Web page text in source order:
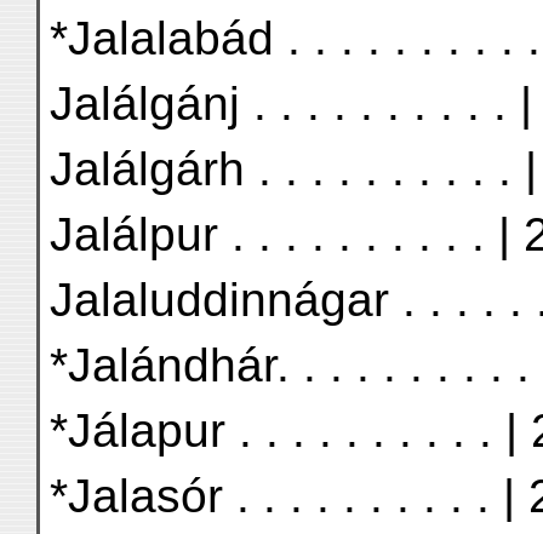
*Jalalabád . . . . . . . . .
Jalálgánj . . . . . . . . . .
Jalálgárh . . . . . . . . . .
Jalálpur . . . . . . . . . . |
Jalaluddinnágar . . . . .
*Jalándhár. . . . . . . . .
*Jálapur . . . . . . . . . . |
*Jalasór . . . . . . . . . . |